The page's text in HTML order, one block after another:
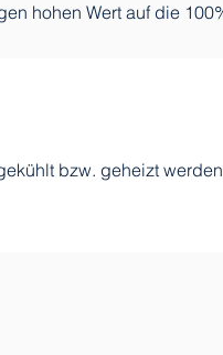
hohen Wert auf die
bzw. geheizt